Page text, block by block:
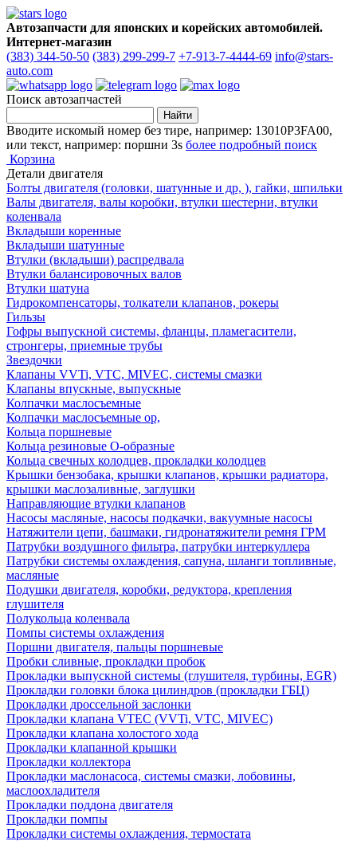
Автозапчасти для японских и корейских автомобилей.
Интернет-магазин
(383) 344-50-50 (383) 299-299-7 +7-913-7-4444-69 info@stars-
auto.com
Поиск автозапчастей
Вводите искомый номер без тире, например: 13010P3FA00,
или текст, например: поршни 3s более подробный поиск
Корзина
Детали двигателя
Болты двигателя (головки, шатунные и др, ), гайки, шпильки
Валы двигателя, валы коробки, втулки шестерни, втулки
коленвала
Вкладыши коренные
Вкладыши шатунные
Втулки (вкладыши) распредвала
Втулки балансировочных валов
Втулки шатуна
Гидрокомпенсаторы, толкатели клапанов, рокеры
Гильзы
Гофры выпускной системы, фланцы, пламегасители,
стронгеры, приемные трубы
Звездочки
Клапаны VVTi, VTC, MIVEC, системы смазки
Клапаны впускные, выпускные
Колпачки маслосъемные
Колпачки маслосъемные ор,
Кольца поршневые
Кольца резиновые О-образные
Кольца свечных колодцев, прокладки колодцев
Крышки бензобака, крышки клапанов, крышки радиатора,
крышки маслозаливные, заглушки
Направляющие втулки клапанов
Насосы масляные, насосы подкачки, вакуумные насосы
Натяжители цепи, башмаки, гидронатяжители ремня ГРМ
Патрубки воздушного фильтра, патрубки интеркуллера
Патрубки системы охлаждения, сапуна, шланги топливные,
масляные
Подушки двигателя, коробки, редуктора, крепления
глушителя
Полукольца коленвала
Помпы системы охлаждения
Поршни двигателя, пальцы поршневые
Пробки сливные, прокладки пробок
Прокладки выпускной системы (глушителя, турбины, EGR)
Прокладки головки блока цилиндров (прокладки ГБЦ)
Прокладки дроссельной заслонки
Прокладки клапана VTEC (VVTi, VTC, MIVEC)
Прокладки клапана холостого хода
Прокладки клапанной крышки
Прокладки коллектора
Прокладки маслонасоса, системы смазки, лобовины,
маслоохладителя
Прокладки поддона двигателя
Прокладки помпы
Прокладки системы охлаждения, термостата